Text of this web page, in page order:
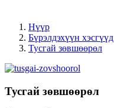
Нүүр
Бүрэлдэхүүн хэсгүүд
Тусгай зөвшөөрөл
Тусгай зөвшөөрөл